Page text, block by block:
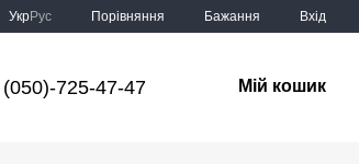
УкрРус Порівняння Бажання Вхід
(050)-725-47-47 Мій кошик